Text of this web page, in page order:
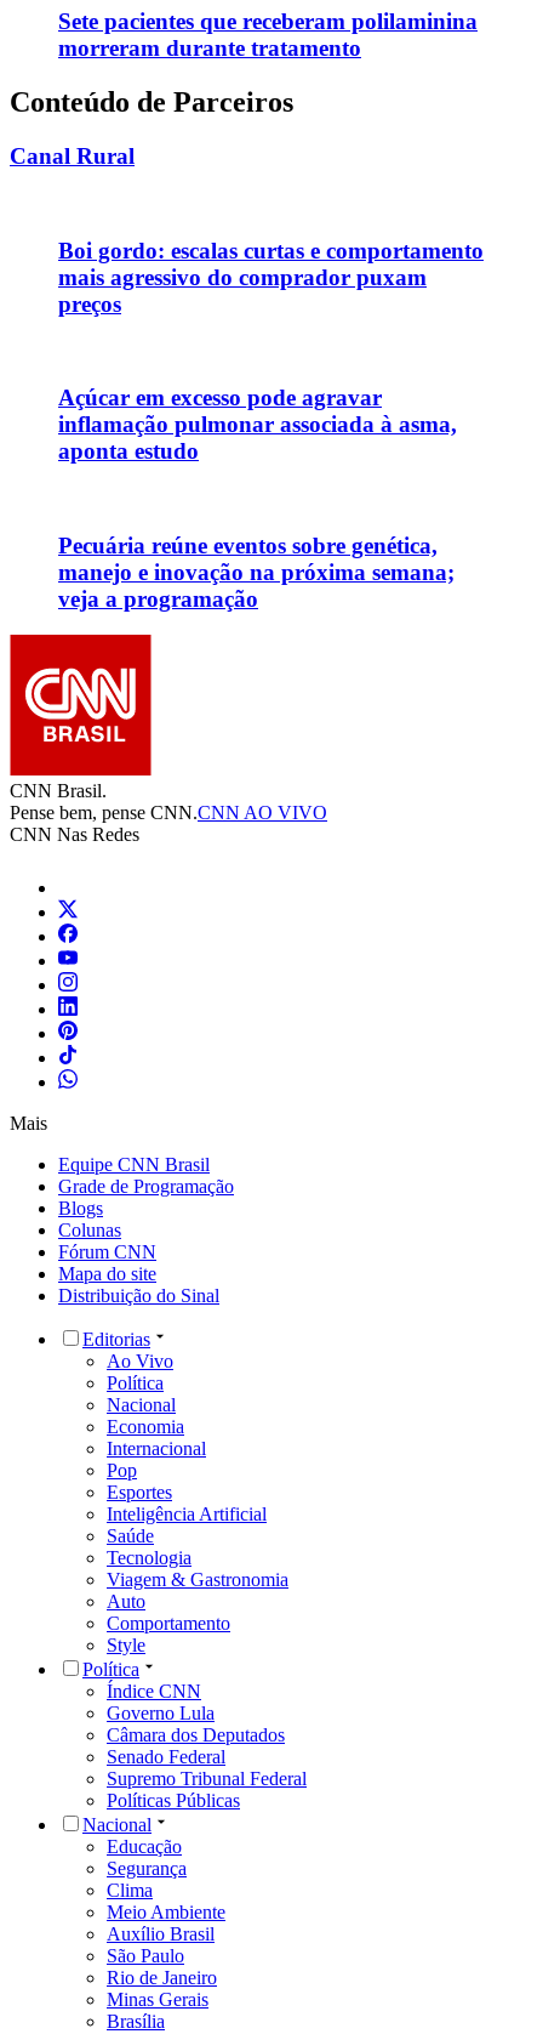
Sete pacientes que receberam polilaminina
morreram durante tratamento
Conteúdo de Parceiros
Canal Rural
Boi gordo: escalas curtas e comportamento
mais agressivo do comprador puxam
preços
Açúcar em excesso pode agravar
inflamação pulmonar associada à asma,
aponta estudo
Pecuária reúne eventos sobre genética,
manejo e inovação na próxima semana;
veja a programação
CNN Brasil.
Pense bem, pense CNN.CNN AO VIVO
CNN Nas Redes
Mais
Equipe CNN Brasil
Grade de Programação
Blogs
Colunas
Fórum CNN
Mapa do site
Distribuição do Sinal
Editorias
Ao Vivo
Política
Nacional
Economia
Internacional
Pop
Esportes
Inteligência Artificial
Saúde
Tecnologia
Viagem & Gastronomia
Auto
Comportamento
Style
Política
Índice CNN
Governo Lula
Câmara dos Deputados
Senado Federal
Supremo Tribunal Federal
Políticas Públicas
Nacional
Educação
Segurança
Clima
Meio Ambiente
Auxílio Brasil
São Paulo
Rio de Janeiro
Minas Gerais
Brasília